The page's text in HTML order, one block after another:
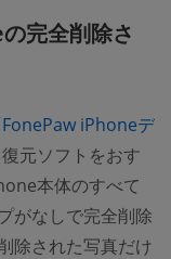
完全削除さ
FonePaw iPhoneデ
元ソフトをおす
本体のすべて
がなしで完全削除
除された写真だけ